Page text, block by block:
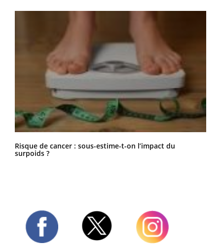
Risque de cancer : sous-estime-t-on l’impact du
surpoids ?